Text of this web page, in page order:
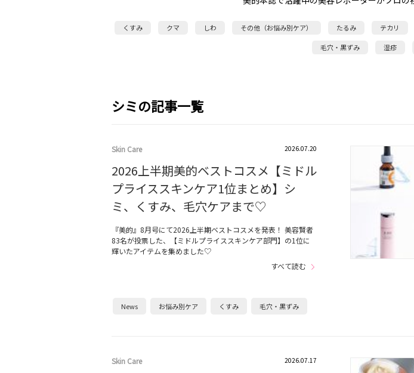
くすみ クマ しわ その他（お悩み別ケア） たるみ テカリ
毛穴・黒ずみ 湿疹
シミの記事一覧
Skin Care 2026.07.20
2026上半期美的ベストコスメ【ミドル
プライススキンケア1位まとめ】シ
ミ、くすみ、毛穴ケアまで♡
『美的』8月号にて2026上半期ベストコスメを発表！ 美容賢者
83名が投票した、【ミドルプライススキンケア部門】の1位に
輝いたアイテムを集めました♡
すべて読む
News お悩み別ケア くすみ 毛穴・黒ずみ
Skin Care 2026.07.17